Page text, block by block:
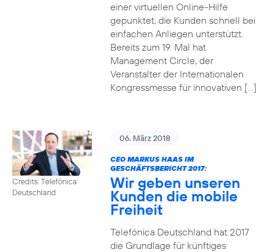
einer virtuellen Online-Hilfe
gepunktet, die Kunden schnell bei
einfachen Anliegen unterstützt.
Bereits zum 19. Mal hat
Management Circle, der
Veranstalter der Internationalen
Kongressmesse für innovativen […]
Credits: Telefónica
Deutschland
06. März 2018
CEO MARKUS HAAS IM
GESCHÄFTSBERICHT 2017:
Wir geben unseren
Kunden die mobile
Freiheit
Telefónica Deutschland hat 2017
die Grundlage für künftiges